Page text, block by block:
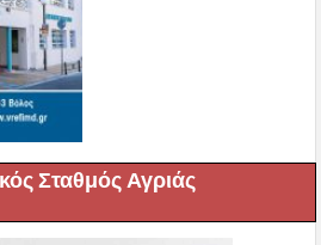
Σταθμός Αγριάς